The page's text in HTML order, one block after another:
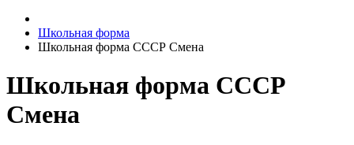
Школьная форма
Школьная форма СССР Смена
Школьная форма СССР
Смена